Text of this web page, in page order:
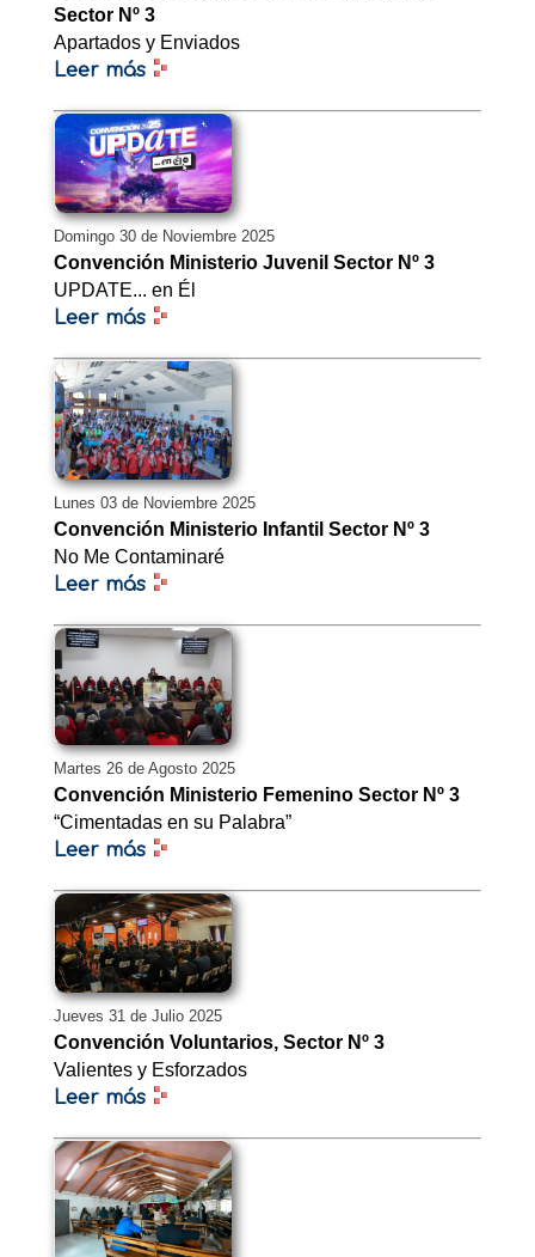
Sector Nº 3
Apartados y Enviados
Leer más
Domingo 30 de Noviembre 2025
Convención Ministerio Juvenil Sector Nº 3
UPDATE... en Él
Leer más
Lunes 03 de Noviembre 2025
Convención Ministerio Infantil Sector Nº 3
No Me Contaminaré
Leer más
Martes 26 de Agosto 2025
Convención Ministerio Femenino Sector Nº 3
“Cimentadas en su Palabra”
Leer más
Jueves 31 de Julio 2025
Convención Voluntarios, Sector Nº 3
Valientes y Esforzados
Leer más